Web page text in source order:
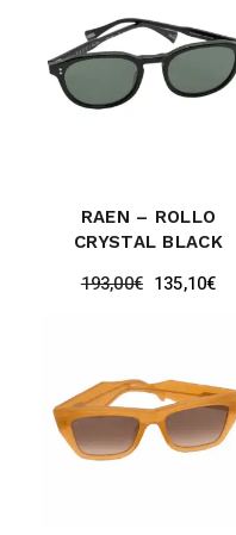
RAEN – ROLLO
CRYSTAL BLACK
193,00€ 135,10€